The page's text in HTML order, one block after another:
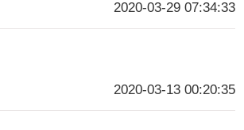
2020-03-29 07:34:33
2020-03-13 00:20:35